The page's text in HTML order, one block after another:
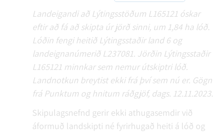
Landeigandi að Lýtingsstöðum L165121 óskar
eftir að fá að skipta úr jörð sinni, um 1,84 ha lóð.
Lóðin fengi heitið Lýtingsstaðir land 6 og
landeignanúmerið L237081. Jörðin Lýtingsstaðir
L165121 minnkar sem nemur útskiptri lóð.
Landnotkun breytist ekki frá því sem nú er. Gögn
frá Punktum og hnitum ráðgjöf, dags. 12.11.2023.
Skipulagsnefnd gerir ekki athugasemdir við
áformuð landskipti né fyrirhugað heiti á lóð og